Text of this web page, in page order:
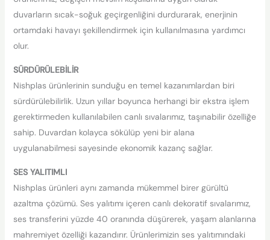
duvarların sıcak-soğuk geçirgenliğini durdurarak, enerjinin
ortamdaki havayı şekillendirmek için kullanılmasına yardımcı
olur.
SÜRDÜRÜLEBİLİR
Nishplas ürünlerinin sunduğu en temel kazanımlardan biri
sürdürülebilirlik. Uzun yıllar boyunca herhangi bir ekstra işlem
gerektirmeden kullanılabilen canlı sıvalarımız, taşınabilir özelliğe
sahip. Duvardan kolayca sökülüp yeni bir alana
uygulanabilmesi sayesinde ekonomik kazanç sağlar.
SES YALITIMLI
Nishplas ürünleri aynı zamanda mükemmel birer gürültü
azaltma çözümü. Ses yalıtımı içeren canlı dekoratif sıvalarımız,
ses transferini yüzde 40 oranında düşürerek, yaşam alanlarına
mahremiyet özelliği kazandırır. Ürünlerimizin ses yalıtımındaki